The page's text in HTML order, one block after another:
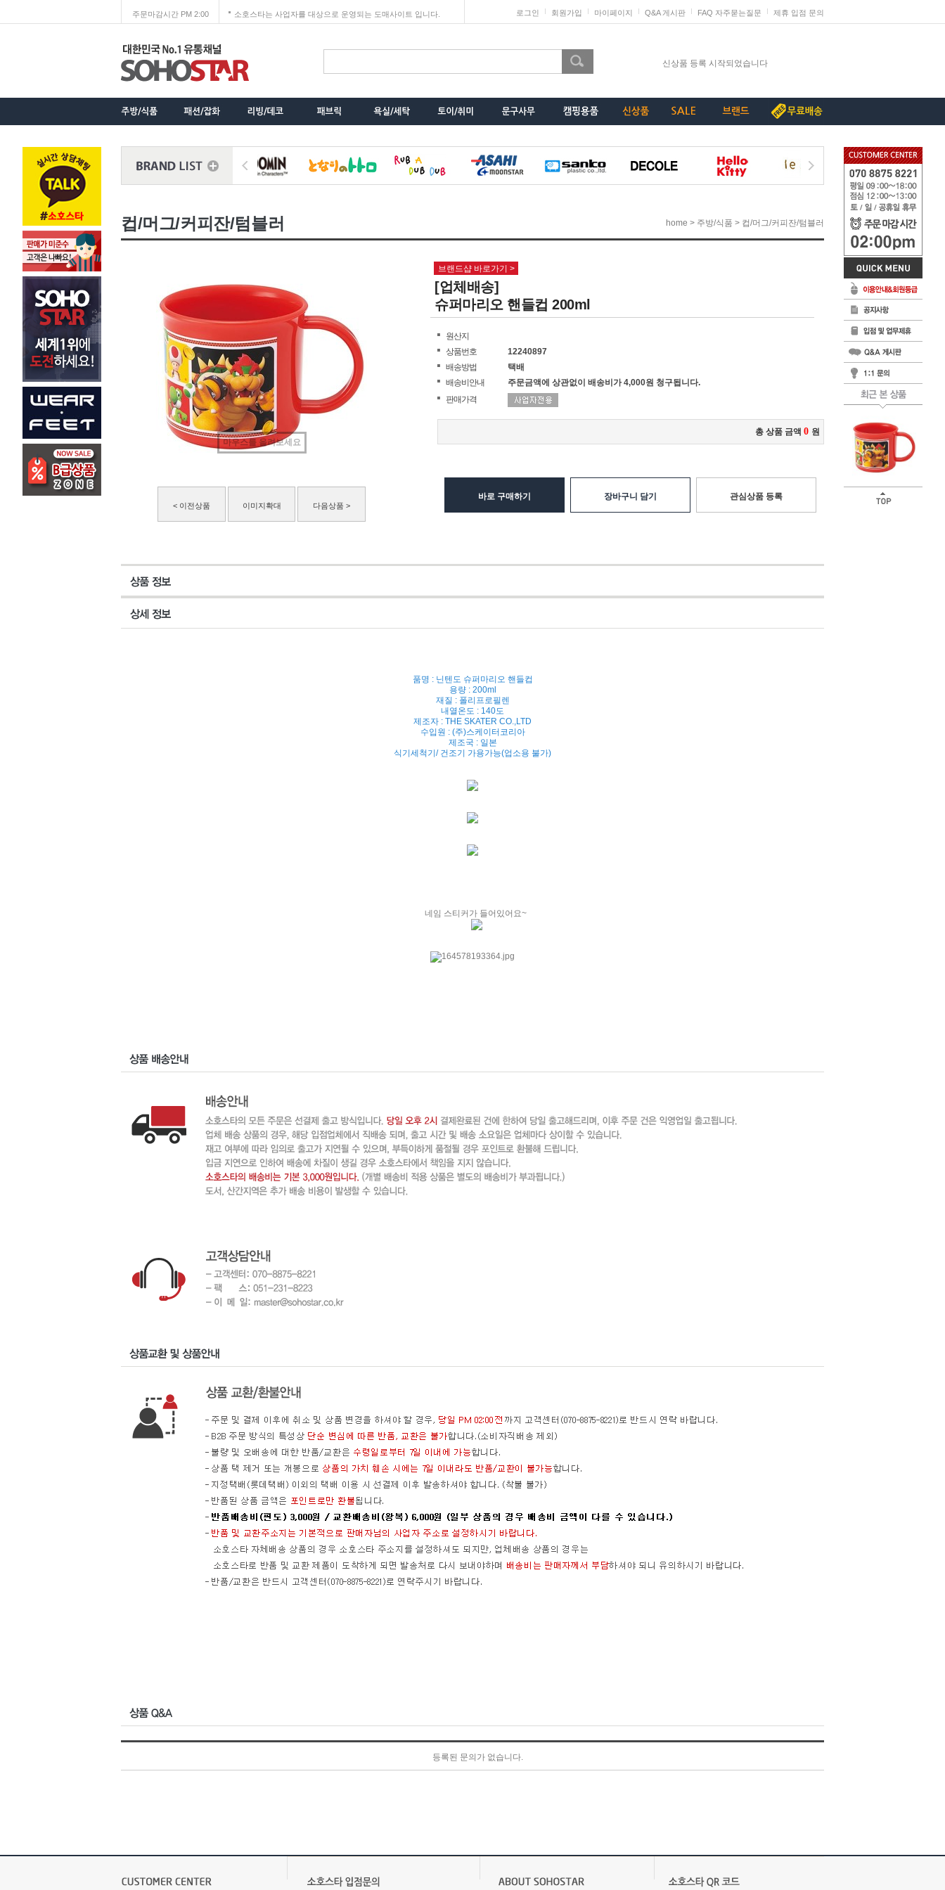
주문마감시간 PM 2:00 소호스타는 사업자를 대상으로 운영되는 도매사이트 입니다. 로그인 회원가입 마이페이지 Q&A 게시판 FAQ 자주묻는질문 제휴 입점 문의
[중요+긴급]특허침해 상품에 대한 삭제요청
신상품 등록 시작되었습니다
계약종료상품(단종) 리스트_230907
컵/머그/커피잔/텀블러 home > 주방/식품 > 컵/머그/커피잔/텀블러
마우스를 올려보세요
< 이전상품 이미지확대 다음상품 >
브랜드샵 바로가기 >
[업체배송]
슈퍼마리오 핸들컵 200ml
원산지
상품번호
12240897
배송방법
택배
배송비안내
주문금액에 상관없이 배송비가 4,000원 청구됩니다.
판매가격
총 상품 금액 0 원
바로 구매하기 장바구니 담기 관심상품 등록
품명 : 닌텐도 슈퍼마리오 핸들컵
용량 : 200ml
재질 : 폴리프로필렌
내열온도 : 140도
제조자 : THE SKATER CO.,LTD
수입원 : (주)스케이터코리아
제조국 : 일본
식기세척기/ 건조기 가용가능(업소용 불가)
네임 스티커가 들어있어요~
등록된 문의가 없습니다.